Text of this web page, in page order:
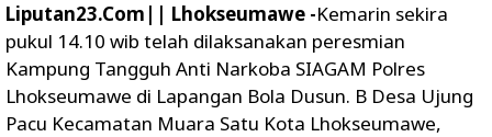
Liputan23.Com|| Lhokseumawe -Kemarin sekira
pukul 14.10 wib telah dilaksanakan peresmian
Kampung Tangguh Anti Narkoba SIAGAM Polres
Lhokseumawe di Lapangan Bola Dusun. B Desa Ujung
Pacu Kecamatan Muara Satu Kota Lhokseumawe,